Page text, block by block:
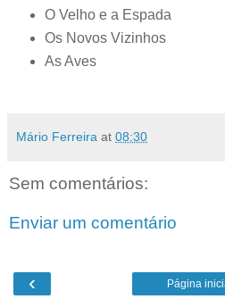
O Velho e a Espada
Os Novos Vizinhos
As Aves
Mário Ferreira at 08:30
Sem comentários:
Enviar um comentário
‹ Página